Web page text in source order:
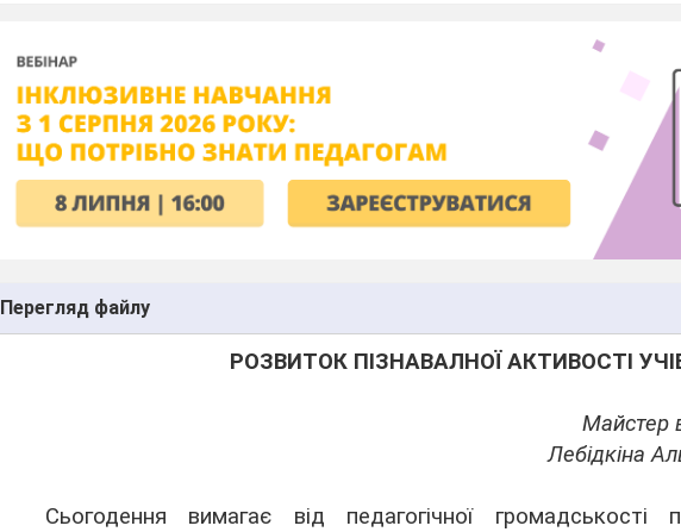
Перегляд файлу
РОЗВИТОК ПІЗНАВАЛНОЇ АКТИВОСТІ
Майстер
Лебідкіна
Сьогодення вимагає від педагогічної громадськості